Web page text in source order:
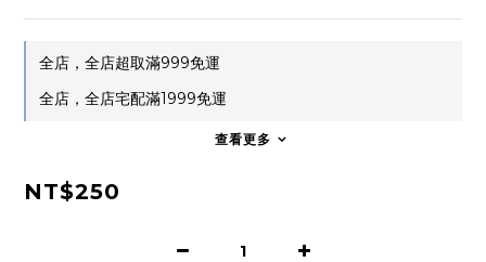
全店，全店超取滿999免運
全店，全店宅配滿1999免運
查看更多
NT$250